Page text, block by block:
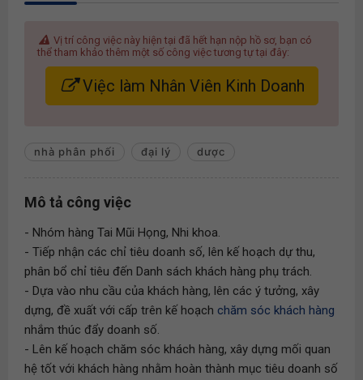
Vị trí công việc này hiện tại đã hết hạn nộp hồ sơ, bạn có
thể tham khảo thêm một số công việc tương tự tại đây:
Việc làm Nhân Viên Kinh Doanh
nhà phân phối đại lý dược
Mô tả công việc
- Nhóm hàng Tai Mũi Họng, Nhi khoa.
- Tiếp nhận các chỉ tiêu doanh số, lên kế hoạch dự thu,
phân bổ chỉ tiêu đến Danh sách khách hàng phụ trách.
- Dựa vào nhu cầu của khách hàng, lên các ý tưởng, xây
dựng, đề xuất với cấp trên kế hoạch chăm sóc khách hàng
nhắm thúc đẩy doanh số.
- Lên kế hoạch chăm sóc khách hàng, xây dựng mối quan
hệ tốt với khách hàng nhằm hoàn thành mục tiêu doanh số